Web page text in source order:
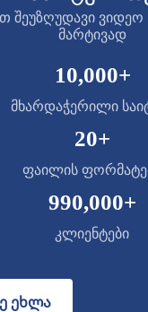
შეუზღუდავი ვიდეო
მარტივად
მხარდაჭერილი
10,000+
ფაილის
20+
კლიენტები
990,000+
ეხლა